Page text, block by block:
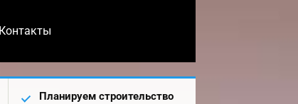
Контакты
Планируем строительство